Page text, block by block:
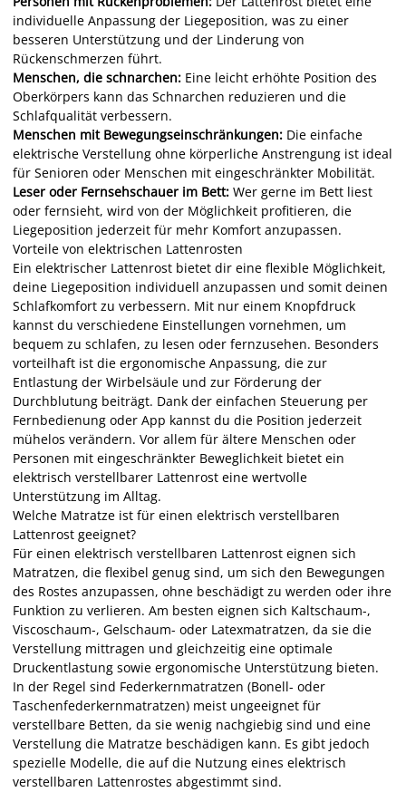
individuelle Anpassung der Liegeposition, was zu einer
besseren Unterstützung und der Linderung von
Rückenschmerzen führt.
Menschen, die schnarchen: Eine leicht erhöhte Position des
Oberkörpers kann das Schnarchen reduzieren und die
Schlafqualität verbessern.
Menschen mit Bewegungseinschränkungen: Die einfache
elektrische Verstellung ohne körperliche Anstrengung ist ideal
für Senioren oder Menschen mit eingeschränkter Mobilität.
Leser oder Fernsehschauer im Bett: Wer gerne im Bett liest
oder fernsieht, wird von der Möglichkeit profitieren, die
Liegeposition jederzeit für mehr Komfort anzupassen.
Vorteile von elektrischen Lattenrosten
Ein elektrischer Lattenrost bietet dir eine flexible Möglichkeit,
deine Liegeposition individuell anzupassen und somit deinen
Schlafkomfort zu verbessern. Mit nur einem Knopfdruck
kannst du verschiedene Einstellungen vornehmen, um
bequem zu schlafen, zu lesen oder fernzusehen. Besonders
vorteilhaft ist die ergonomische Anpassung, die zur
Entlastung der Wirbelsäule und zur Förderung der
Durchblutung beiträgt. Dank der einfachen Steuerung per
Fernbedienung oder App kannst du die Position jederzeit
mühelos verändern. Vor allem für ältere Menschen oder
Personen mit eingeschränkter Beweglichkeit bietet ein
elektrisch verstellbarer Lattenrost eine wertvolle
Unterstützung im Alltag.
Welche Matratze ist für einen elektrisch verstellbaren
Lattenrost geeignet?
Für einen elektrisch verstellbaren Lattenrost eignen sich
Matratzen, die flexibel genug sind, um sich den Bewegungen
des Rostes anzupassen, ohne beschädigt zu werden oder ihre
Funktion zu verlieren. Am besten eignen sich Kaltschaum-,
Viscoschaum-, Gelschaum- oder Latexmatratzen, da sie die
Verstellung mittragen und gleichzeitig eine optimale
Druckentlastung sowie ergonomische Unterstützung bieten.
In der Regel sind Federkernmatratzen (Bonell- oder
Taschenfederkernmatratzen) meist ungeeignet für
verstellbare Betten, da sie wenig nachgiebig sind und eine
Verstellung die Matratze beschädigen kann. Es gibt jedoch
spezielle Modelle, die auf die Nutzung eines elektrisch
verstellbaren Lattenrostes abgestimmt sind.